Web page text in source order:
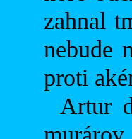
zahnal
nebude
proti
Artur